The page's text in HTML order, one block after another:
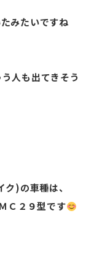
みたいですね
人も出てきそう
)の車種は、
Ｃ２９型です